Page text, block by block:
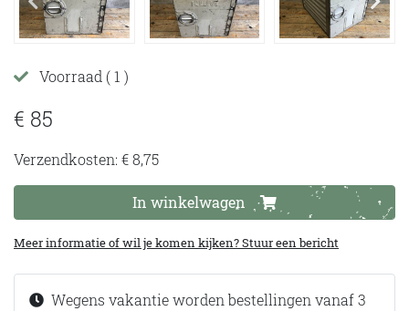
Voorraad ( 1 )
€ 85
Verzendkosten: € 8,75
In winkelwagen
Meer informatie of wil je komen kijken? Stuur een bericht
Wegens vakantie worden bestellingen vanaf 3